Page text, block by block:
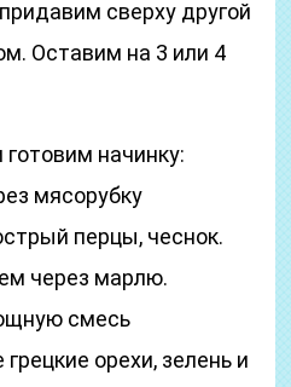
сверху другой
Оставим на 3 или 4
начинку:
мясорубку
перцы, чеснок.
через марлю.
смесь
орехи, зелень и